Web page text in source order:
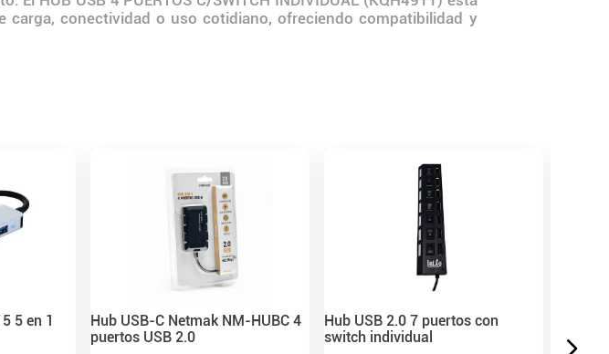
conectividad o uso cotidiano, ofreciendo compatibilidad y
5 en 1
Hub USB-C Netmak NM-HUBC 4
puertos USB 2.0
Hub USB 2.0 7 puertos con
switch individual